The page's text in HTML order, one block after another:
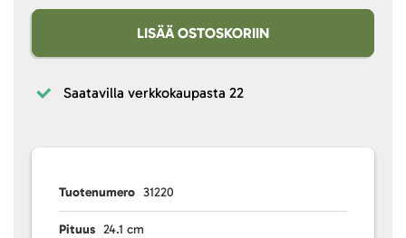
LISÄÄ OSTOSKORIIN
Saatavilla verkkokaupasta 22
Tuotenumero 31220
Pituus 24.1 cm